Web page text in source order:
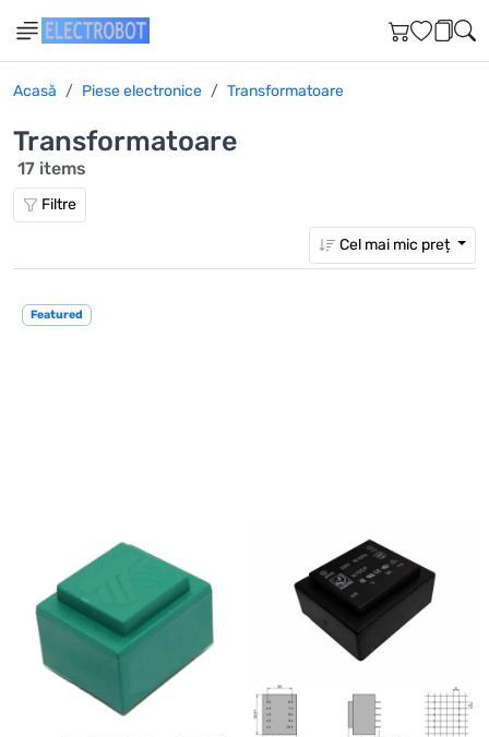
Acasă Piese electronice Transformatoare
Transformatoare
17 items
Filtre
Cel mai mic preț
Featured